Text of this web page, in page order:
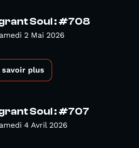
Soul : #708
2 Mai 2026
savoir plus
Soul : #707
4 Avril 2026